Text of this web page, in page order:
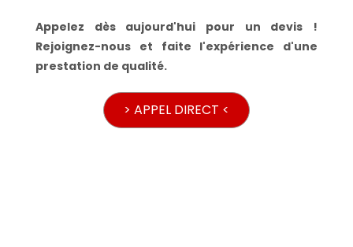
Appelez dès aujourd'hui pour un devis !
Rejoignez-nous et faite l'expérience d'une
prestation de qualité.
> APPEL DIRECT <